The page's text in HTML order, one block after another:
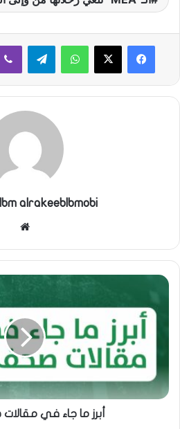
واتساب تيلقرام
alrakeeblbmobi
أبرز ما جاء في